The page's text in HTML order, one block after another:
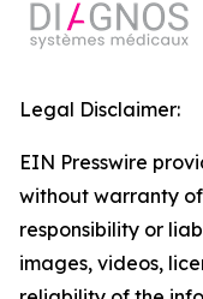
Legal Disclaimer:
EIN Presswire
without warranty
responsibility or
images, videos,